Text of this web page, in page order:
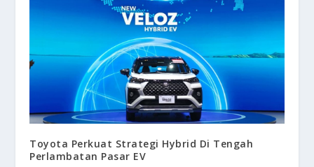
Toyota Perkuat Strategi Hybrid Di Tengah
Perlambatan Pasar EV